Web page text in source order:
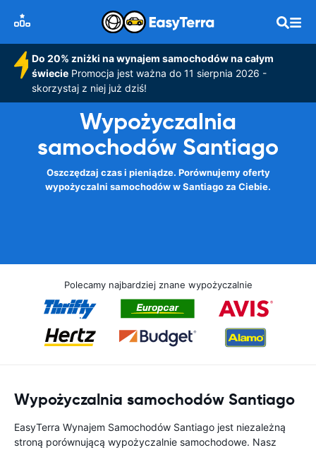
Do 20% zniżki na wynajem samochodów na całym
świeciePromocja jest ważna do 11 sierpnia 2026 -
skorzystaj z niej już dziś!
Wypożyczalnia
samochodów Santiago
Oszczędzaj czas i pieniądze. Porównujemy oferty
wypożyczalni samochodów w Santiago za Ciebie.
Polecamy najbardziej znane wypożyczalnie
Wypożyczalnia samochodów Santiago
EasyTerra Wynajem Samochodów Santiago jest niezależną
stroną porównującą wypożyczalnie samochodowe. Nasz